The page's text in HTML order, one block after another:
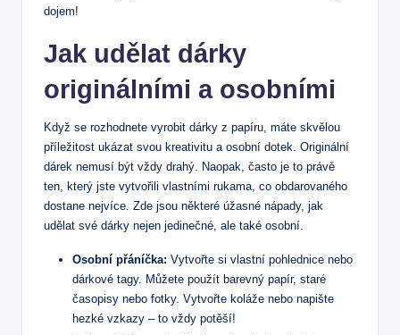
dojem!
Jak udělat dárky
originálními a osobními
Když se rozhodnete vyrobit dárky z papíru, máte skvělou
příležitost ukázat svou kreativitu a osobní dotek. Originální
dárek nemusí být vždy drahý. Naopak, často je to právě
ten, který jste vytvořili vlastními rukama, co obdarovaného
dostane nejvíce. Zde jsou některé úžasné nápady, jak
udělat své dárky nejen jedinečné, ale také osobní.
Osobní přáníčka: Vytvořte si vlastní pohlednice nebo
dárkové tagy. Můžete použít barevný papír, staré
časopisy nebo fotky. Vytvořte koláže nebo napište
hezké vzkazy – to vždy potěší!